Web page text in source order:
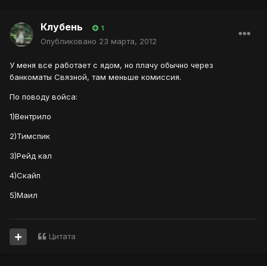
Клубень 1
Опубликовано 23 марта, 2012
У меня все работает с ядом, но плачу обычно через
банкоматы Связной, там меньше комиссия.
По поводу войса:
1)Вентрило
2)Тимспик
3)Рейд кал
4)Скайп
5)Маил
Цитата